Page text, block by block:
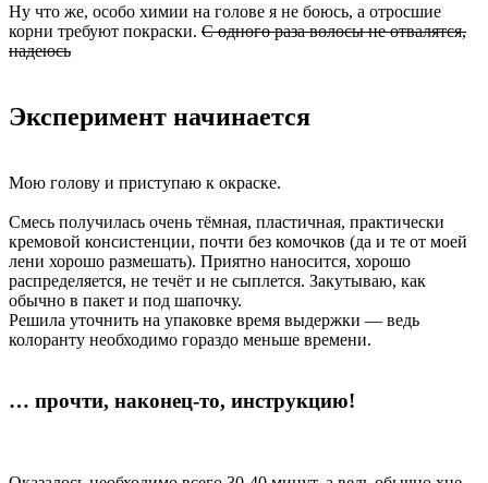
Ну что же, особо химии на голове я не боюсь, а отросшие
корни требуют покраски. С одного раза волосы не отвалятся,
надеюсь
Эксперимент начинается
Мою голову и приступаю к окраске.
Смесь получилась очень тёмная, пластичная, практически
кремовой консистенции, почти без комочков (да и те от моей
лени хорошо размешать). Приятно наносится, хорошо
распределяется, не течёт и не сыплется. Закутываю, как
обычно в пакет и под шапочку.
Решила уточнить на упаковке время выдержки — ведь
колоранту необходимо гораздо меньше времени.
… прочти, наконец-то, инструкцию!